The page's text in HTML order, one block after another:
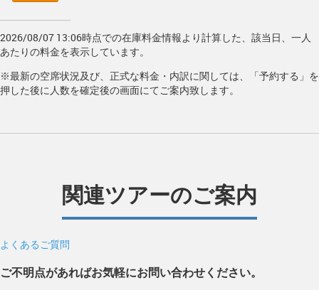
2026/08/07 13:06時点での在庫料金情報より計算した、該当日、一人
あたりの料金を表示しています。
※最新の空席状況及び、正式な料金・内訳に関しては、「予約する」を
押した後に人数を確定後の画面にてご案内致します。
関連ツアーのご案内
よくあるご質問
ご不明点があればお気軽にお問い合わせください。